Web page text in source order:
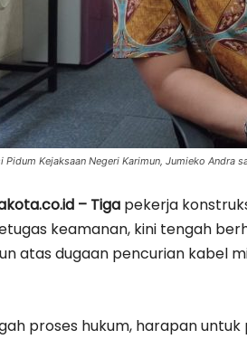
Pidum Kejaksaan Negeri Karimun, Jumieko Andra
– Tiga pekerja
keamanan, kini tengah
atas dugaan pencurian kabel
proses hukum, harapan